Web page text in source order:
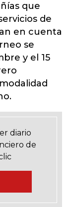
que
de
en cuenta
se
y el 15
diario
de